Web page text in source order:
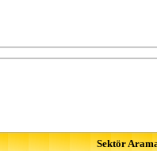
Sektör